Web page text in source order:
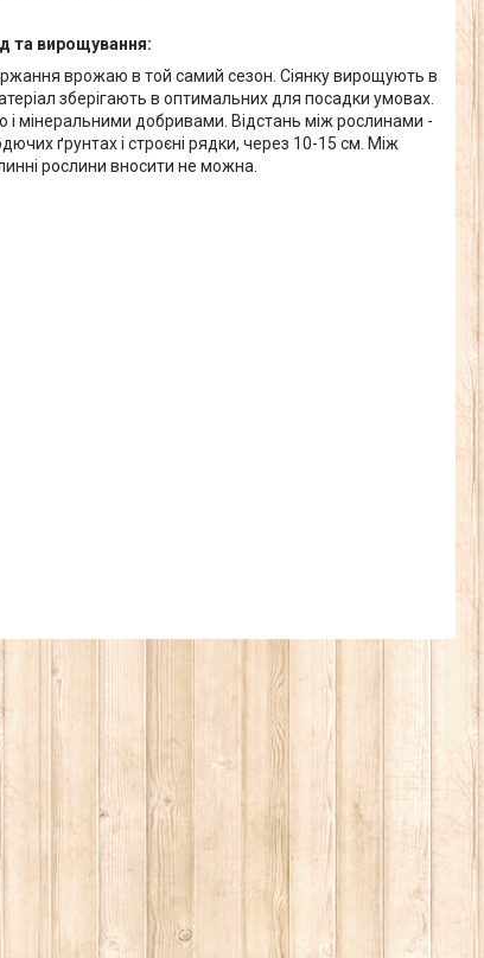
та вирощування:
врожаю в той самий сезон. Сіянку вирощують в
зберігають в оптимальних для посадки умовах.
мінеральними добривами. Відстань між рослинами -
ґрунтах і строєні рядки, через 10-15 см. Між
рослини вносити не можна.